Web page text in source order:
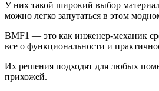
У них такой широкий выбор
можно легко запутаться в этом
BMF1 — это как инженер-механик
все о функциональности и
Их решения подходят для любых
прихожей.